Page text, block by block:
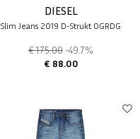
DIESEL
Slim Jeans 2019 D-Strukt 0GRDG
€ 175.00 -49.7%
€ 88.00